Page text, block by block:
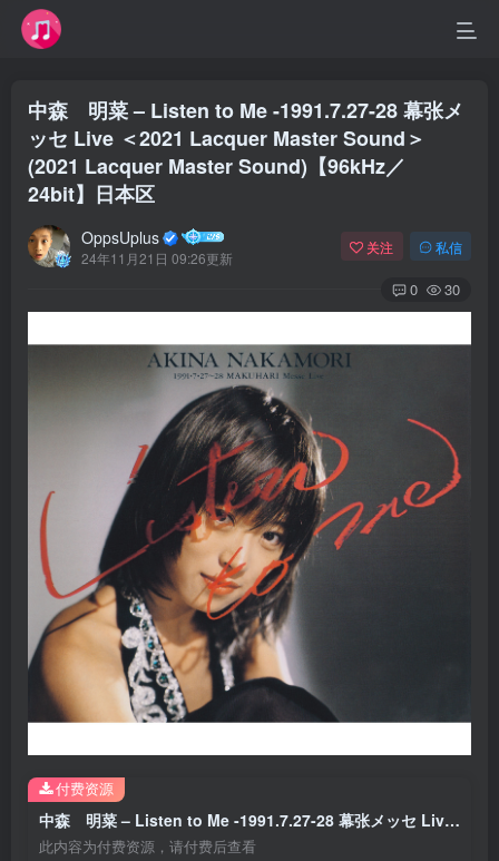
中森 明菜 – Listen to Me -1991.7.27-28 幕张メ
ッセ Live ＜2021 Lacquer Master Sound＞
(2021 Lacquer Master Sound)【96kHz／
24bit】日本区
OppsUplus
24年11月21日 09:26更新
关注 私信
0 30
中森 明菜 – Listen to Me -1991.7.27-28 幕张メッセ Live ＜2021 Lacquer Master Sound＞ (2021 Lacquer Master Sound)【96kHz／24bit】日本区
此内容为付费资源，请付费后查看
付费资源